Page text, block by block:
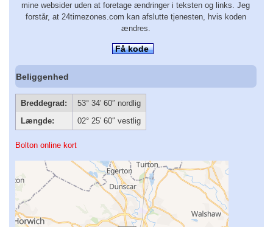
mine websider uden at foretage ændringer i teksten og links. Jeg
forstår, at 24timezones.com kan afslutte tjenesten, hvis koden
ændres.
Få kode
Beliggenhed
Breddegrad:
53° 34′ 60″ nordlig
Længde:
02° 25′ 60″ vestlig
Bolton online kort